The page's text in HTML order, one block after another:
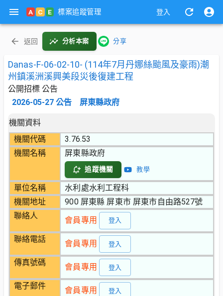
A C E 標案追蹤管理 登入
返回 分析本案 分享
Danas-F-06-02-10- (114年7月丹娜絲颱風及豪雨)潮
州鎮溪洲溪興美段災後復建工程
公開招標 公告
2026-05-27 公告 屏東縣政府
機關資料
機關代碼
3.76.53
機關名稱
屏東縣政府
追蹤機關 教學
單位名稱
水利處水利工程科
機關地址
900 屏東縣 屏東市 屏東市自由路527號
聯絡人
會員專用 登入
聯絡電話 會員專用 登入
傳真號碼 會員專用 登入
電子郵件 會員專用 登入